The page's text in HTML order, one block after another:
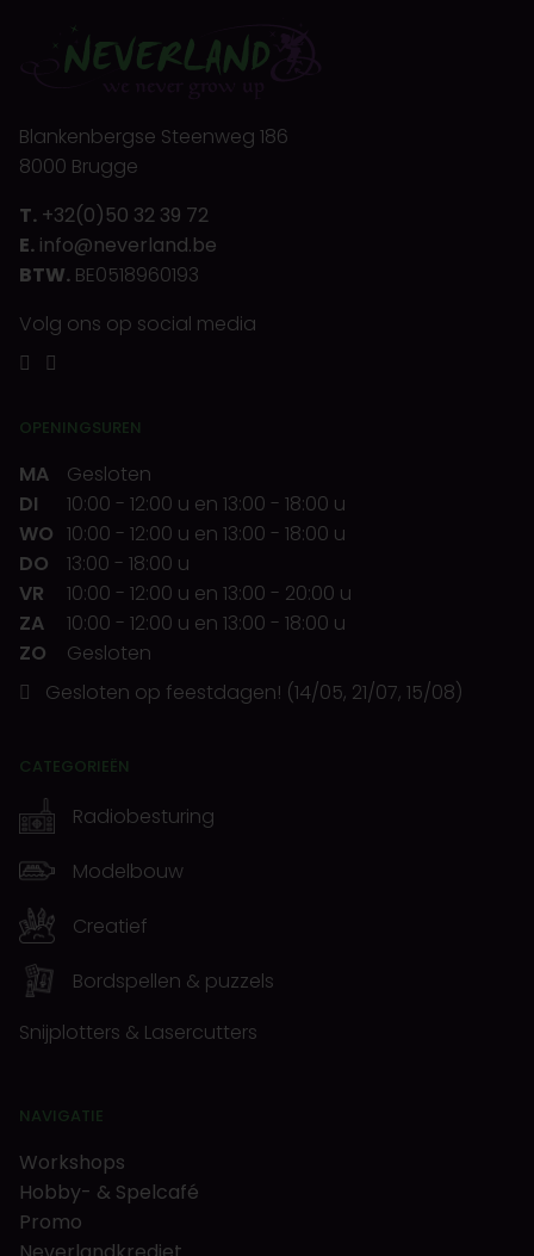
Blankenbergse Steenweg 186
8000 Brugge
T. +32(0)50 32 39 72
E. info@neverland.be
BTW. BE0518960193
Volg ons op social media
OPENINGSUREN
MA
Gesloten
DI
10:00 - 12:00 u en 13:00 - 18:00 u
WO 10:00 - 12:00 u en 13:00 - 18:00 u
DO
13:00 - 18:00 u
VR
10:00 - 12:00 u en 13:00 - 20:00 u
ZA
10:00 - 12:00 u en 13:00 - 18:00 u
ZO
Gesloten
Gesloten op feestdagen! (14/05, 21/07, 15/08)
CATEGORIEËN
Radiobesturing
Modelbouw
Creatief
Bordspellen & puzzels
Snijplotters & Lasercutters
NAVIGATIE
Workshops
Hobby- & Spelcafé
Promo